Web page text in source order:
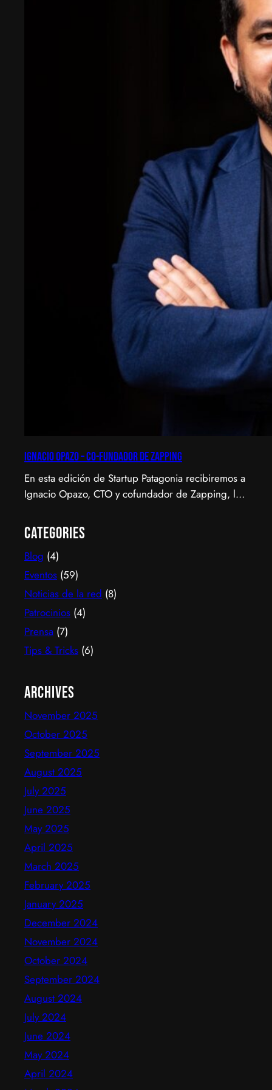
Ignacio Opazo – Co-Fundador de Zapping
En esta edición de Startup Patagonia recibiremos a
Ignacio Opazo, CTO y cofundador de Zapping, la
que América Latina ve televisión. ​Zapping nació
con una idea simple y potente: ofrecer una
experiencia de TV por internet fluida, sin
decodificadores ni contratos, y hoy suma más de
600…
Categories
Blog (4)
Eventos (59)
Noticias de la red (8)
Patrocinios (4)
Prensa (7)
Tips & Tricks (6)
Archives
November 2025
October 2025
September 2025
August 2025
July 2025
June 2025
May 2025
April 2025
March 2025
February 2025
January 2025
December 2024
November 2024
October 2024
September 2024
August 2024
July 2024
June 2024
May 2024
April 2024